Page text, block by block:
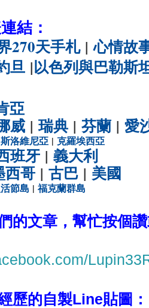
結：
270天手札|心情故
旦 |以色列與巴勒斯
亞
威 | 瑞典 | 芬蘭 | 愛
斯洛維尼亞 | 克羅埃西亞
班牙 | 義大利
西哥 | 古巴 | 美國
節島 | 福克蘭群島
的文章，幫忙按個
歷的自製Line貼圖：